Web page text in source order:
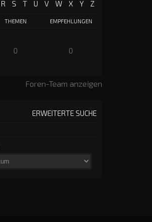
R S T U V W X Y Z
THEMEN EMPFEHLUNGEN
0 0
Foren-Team anzeigen
ERWEITERTE SUCHE